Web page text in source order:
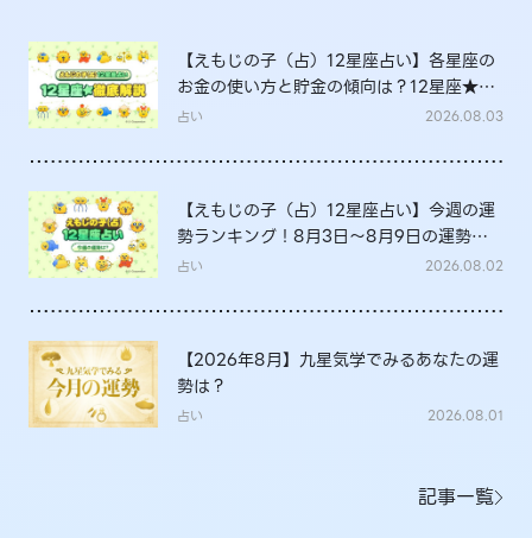
【えもじの子（占）12星座占い】各星座の
お金の使い方と貯金の傾向は？12星座★徹
底解説
占い 2026.08.03
【えもじの子（占）12星座占い】今週の運
勢ランキング！8月3日～8月9日の運勢
は？
占い 2026.08.02
【2026年8月】九星気学でみるあなたの運
勢は？
占い 2026.08.01
記事一覧